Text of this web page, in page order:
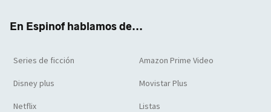
En Espinof hablamos de...
Series de ficción Amazon Prime Video
Disney plus Movistar Plus
Netflix Listas